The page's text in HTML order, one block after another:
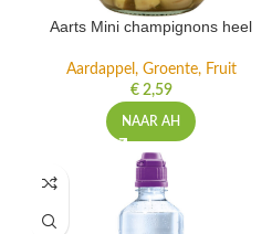
Aarts Mini champignons heel
Aardappel, Groente, Fruit
€2,59
NAAR AH